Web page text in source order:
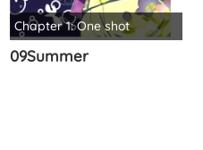
Chapter 1: One shot
09Summer